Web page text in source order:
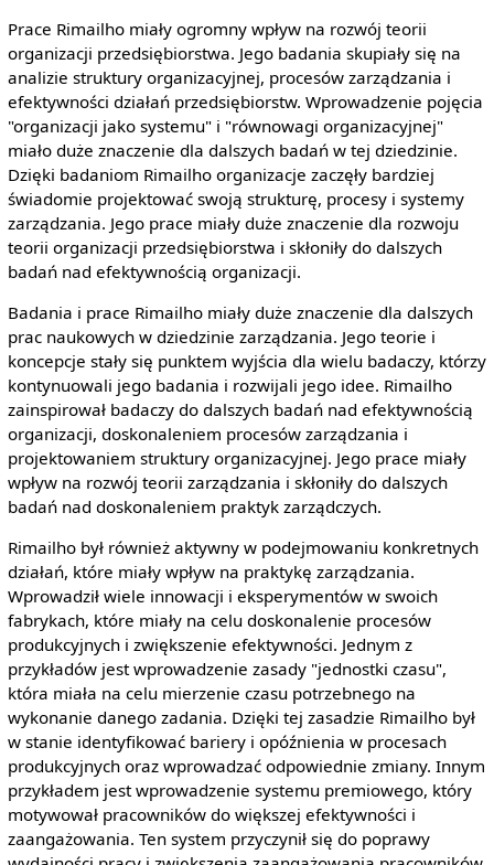
Prace Rimailho miały ogromny wpływ na rozwój teorii
organizacji przedsiębiorstwa. Jego badania skupiały się na
analizie struktury organizacyjnej, procesów zarządzania i
efektywności działań przedsiębiorstw. Wprowadzenie pojęcia
"organizacji jako systemu" i "równowagi organizacyjnej"
miało duże znaczenie dla dalszych badań w tej dziedzinie.
Dzięki badaniom Rimailho organizacje zaczęły bardziej
świadomie projektować swoją strukturę, procesy i systemy
zarządzania. Jego prace miały duże znaczenie dla rozwoju
teorii organizacji przedsiębiorstwa i skłoniły do dalszych
badań nad efektywnością organizacji.
Badania i prace Rimailho miały duże znaczenie dla dalszych
prac naukowych w dziedzinie zarządzania. Jego teorie i
koncepcje stały się punktem wyjścia dla wielu badaczy, którzy
kontynuowali jego badania i rozwijali jego idee. Rimailho
zainspirował badaczy do dalszych badań nad efektywnością
organizacji, doskonaleniem procesów zarządzania i
projektowaniem struktury organizacyjnej. Jego prace miały
wpływ na rozwój teorii zarządzania i skłoniły do dalszych
badań nad doskonaleniem praktyk zarządczych.
Rimailho był również aktywny w podejmowaniu konkretnych
działań, które miały wpływ na praktykę zarządzania.
Wprowadził wiele innowacji i eksperymentów w swoich
fabrykach, które miały na celu doskonalenie procesów
produkcyjnych i zwiększenie efektywności. Jednym z
przykładów jest wprowadzenie zasady "jednostki czasu",
która miała na celu mierzenie czasu potrzebnego na
wykonanie danego zadania. Dzięki tej zasadzie Rimailho był
w stanie identyfikować bariery i opóźnienia w procesach
produkcyjnych oraz wprowadzać odpowiednie zmiany. Innym
przykładem jest wprowadzenie systemu premiowego, który
motywował pracowników do większej efektywności i
zaangażowania. Ten system przyczynił się do poprawy